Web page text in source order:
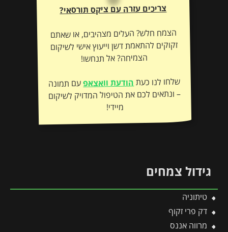
צריכים עזרה עם ציקס תורסאי?
הצמח חלש? העלים מצהיבים, או שאתם
זקוקים להתאמת דשן וייעוץ אישי לשיקום
הצמיחה? אל תנחשו!
שלחו לנו כעתהודעת וואצאפעם תמונה
– ונתאים לכם את הטיפול המדויק לשיקום
מיידי!
גידול צמחים
טיתוניה
דק פרי זקוף
מרווה אננס